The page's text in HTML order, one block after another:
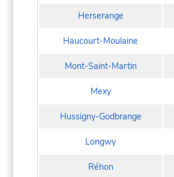
Herserange
Haucourt-Moulaine
Mont-Saint-Martin
Mexy
Hussigny-Godbrange
Longwy
Réhon